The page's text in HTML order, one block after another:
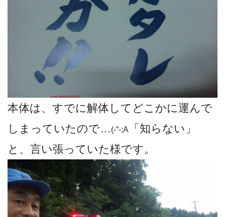
本体は、すでに解体してどこかに運んで
しまっていたので… (-“-;A
「知らない」
と、言い張っていた様です。